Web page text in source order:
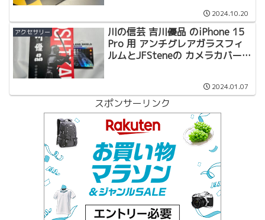
2024.10.20
アクセサリー
川の信芸 吉川優品 のiPhone 15
Pro 用 アンチグレアガラスフィ
ルムとJFSteneの カメラカバー装
2024.01.07
スポンサーリンク